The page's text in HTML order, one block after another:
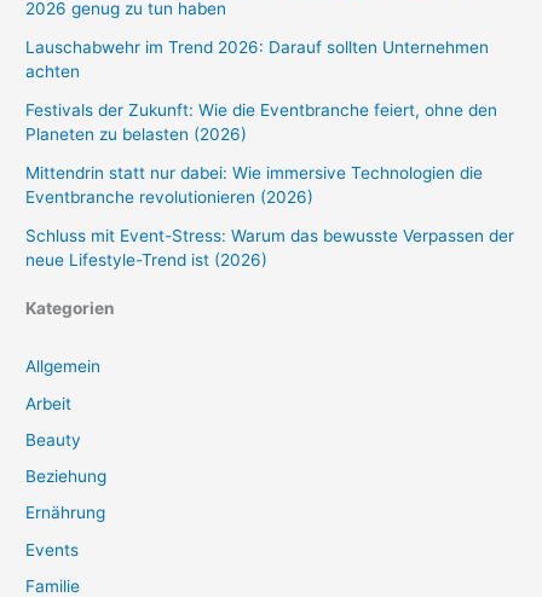
2026 genug zu tun haben
Lauschabwehr im Trend 2026: Darauf sollten Unternehmen
achten
Festivals der Zukunft: Wie die Eventbranche feiert, ohne den
Planeten zu belasten (2026)
Mittendrin statt nur dabei: Wie immersive Technologien die
Eventbranche revolutionieren (2026)
Schluss mit Event-Stress: Warum das bewusste Verpassen der
neue Lifestyle-Trend ist (2026)
Kategorien
Allgemein
Arbeit
Beauty
Beziehung
Ernährung
Events
Familie